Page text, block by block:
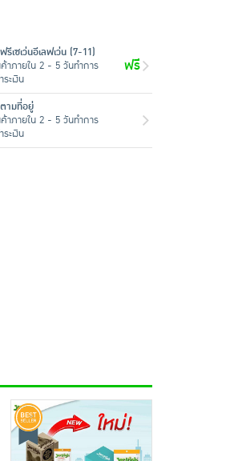
รีเซเว่นอีเลฟเว่น (7-11)
าภายใน 2 - 5 วันทำการ
ะเงิน
ฟรี
ามที่อยู่
าภายใน 2 - 5 วันทำการ
ะเงิน